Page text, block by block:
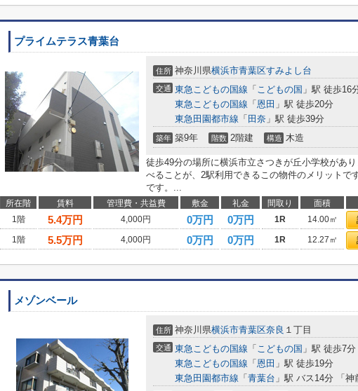
プライムテラス青葉台
住所 神奈川県横浜市青葉区すみよし台
交通 東急こどもの国線 「 こどもの国 」駅 徒歩16
東急こどもの国線 「 恩田 」駅 徒歩20分
東急田園都市線 「 田奈 」駅 徒歩39分
築年 築9年 階数 2階建 構造 木造
徒歩49分の場所に横浜市立さつきが丘小学校があ
べることが、2駅利用できるこの物件のメリットで
です。...
所在階 賃料 管理費・共益費 敷金 礼金 間取り 面積
1階
5.4万円 4,000円 0万円 0万円 1R 14.00㎡
1階
5.5万円 4,000円 0万円 0万円 1R 12.27㎡
メゾンベール
住所 神奈川県横浜市青葉区奈良 １丁目
交通 東急こどもの国線 「 こどもの国 」駅 徒歩7分
東急こどもの国線 「 恩田 」駅 徒歩19分
東急田園都市線 「 青葉台 」駅 バス14分 「